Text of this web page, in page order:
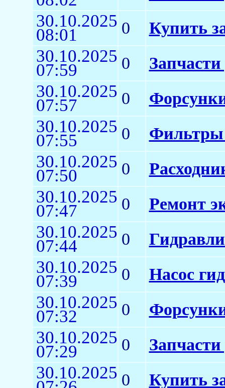
30.10.2025
08:01 0 Купить
30.10.2025
07:59 0 Запчасти
30.10.2025
07:57 0
30.10.2025
07:55 0 Фильтры
30.10.2025
07:50 0
30.10.2025
07:47 0 Ремонт
30.10.2025
07:44 0
30.10.2025
07:39 0 Насос
30.10.2025
07:32 0
30.10.2025
07:29 0
30.10.2025 0 Купить